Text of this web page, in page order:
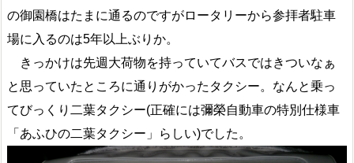
の御園橋はたまに通るのですがロータリーから参拝者駐車
場に入るのは5年以上ぶりか。
きっかけは先週大荷物を持っていてバスではきついなぁ
と思っていたところに通りがかったタクシー。なんと乗っ
てびっくり二葉タクシー(正確には彌榮自動車の特別仕様車
「あふひの二葉タクシー」らしい)でした。